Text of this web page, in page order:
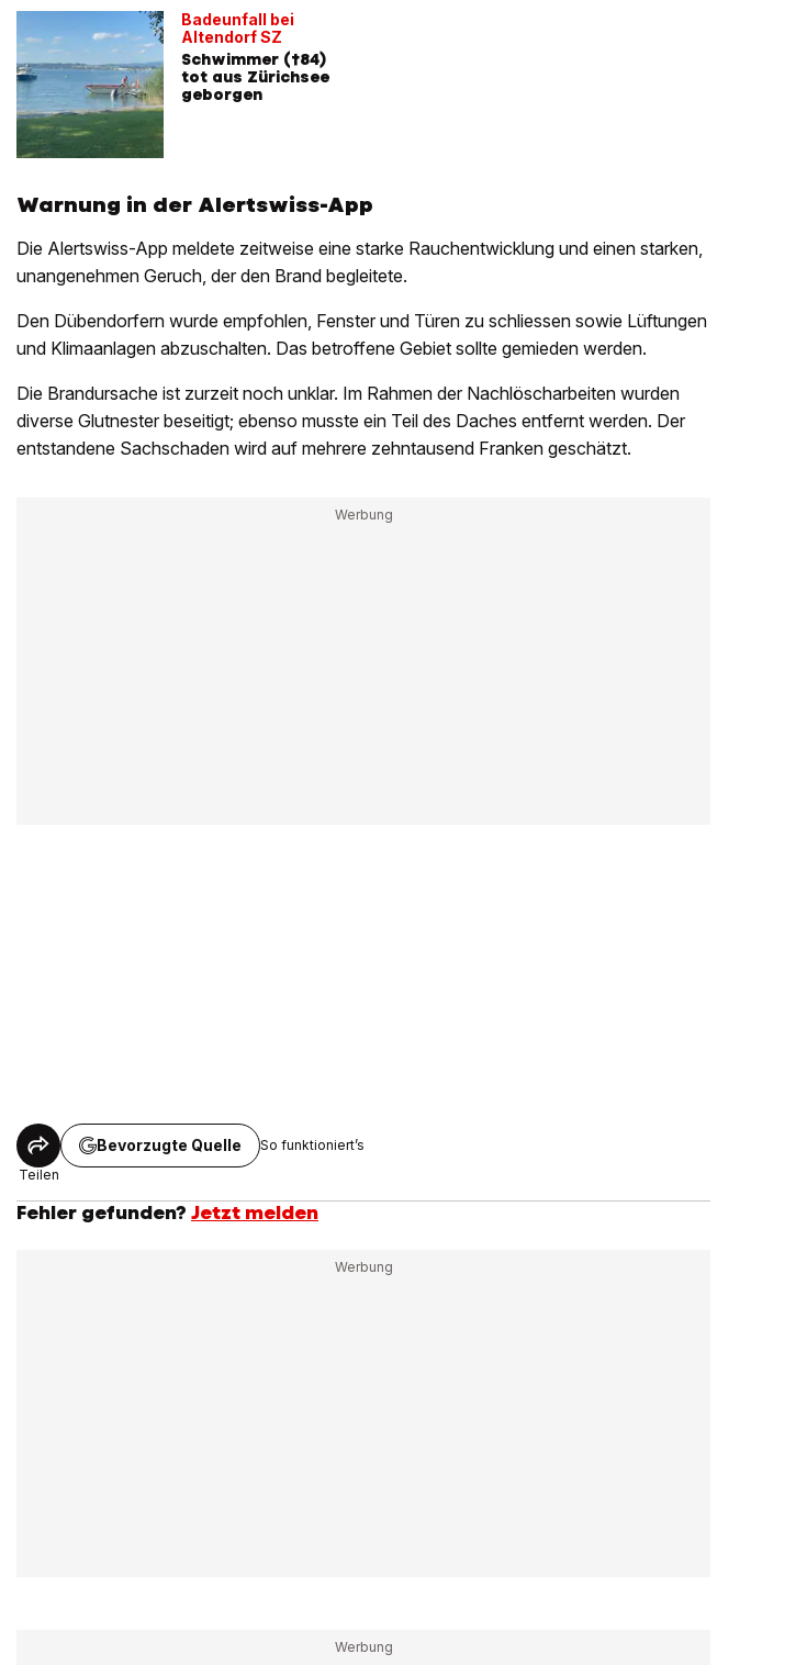
Badeunfall bei
Altendorf SZ
Schwimmer (†84)
tot aus Zürichsee
geborgen
Warnung in der Alertswiss-App
Die Alertswiss-App meldete zeitweise eine starke Rauchentwicklung und einen starken,
unangenehmen Geruch, der den Brand begleitete.
Den Dübendorfern wurde empfohlen, Fenster und Türen zu schliessen sowie Lüftungen
und Klimaanlagen abzuschalten. Das betroffene Gebiet sollte gemieden werden.
Die Brandursache ist zurzeit noch unklar. Im Rahmen der Nachlöscharbeiten wurden
diverse Glutnester beseitigt; ebenso musste ein Teil des Daches entfernt werden. Der
entstandene Sachschaden wird auf mehrere zehntausend Franken geschätzt.
Teilen
Bevorzugte Quelle So funktioniert’s
Fehler gefunden? Jetzt melden